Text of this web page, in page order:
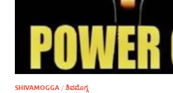
SHIVAMOGGA / ಶಿವಮೊಗ್ಗ